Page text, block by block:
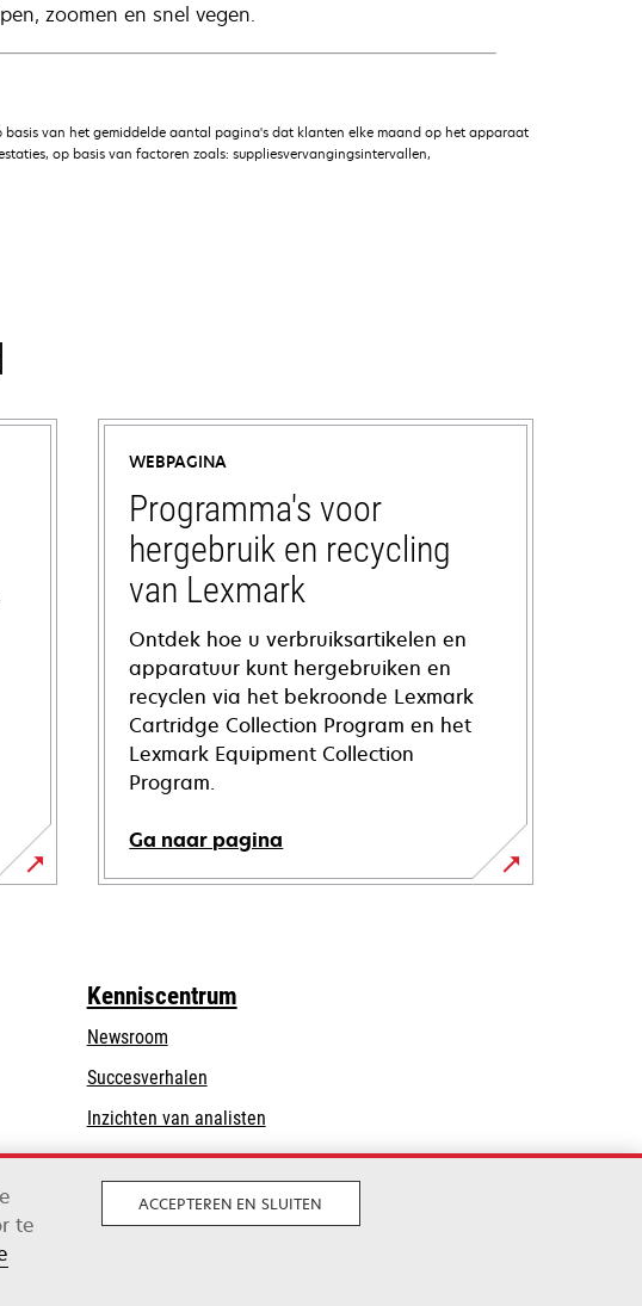
zoomen en snel vegen.
van het gemiddelde aantal pagina's dat klanten elke maand op het apparaat
op basis van factoren zoals: suppliesvervangingsintervallen,
WEBPAGINA
Programma's voor
hergebruik en recycling
van Lexmark
Ontdek hoe u verbruiksartikelen en
apparatuur kunt hergebruiken en
recyclen via het bekroonde Lexmark
Cartridge Collection Program en het
Lexmark Equipment Collection
Program.
Ga naar pagina
Kenniscentrum
Newsroom
Succesverhalen
Inzichten van analisten
te
ACCEPTEREN EN SLUITEN